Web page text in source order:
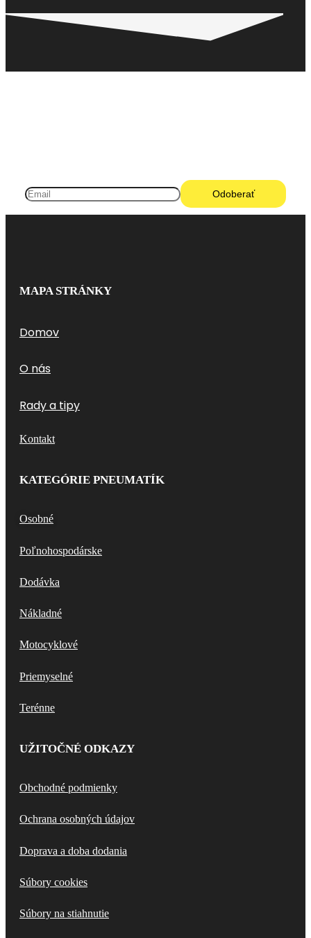
MAPA STRÁNKY
Domov
O nás
Rady a tipy
Kontakt
KATEGÓRIE PNEUMATÍK
Osobné
Poľnohospodárske
Dodávka
Nákladné
Motocyklové
Priemyselné
Terénne
UŽITOČNÉ ODKAZY
Obchodné podmienky
Ochrana osobných údajov
Doprava a doba dodania
Súbory cookies
Súbory na stiahnutie